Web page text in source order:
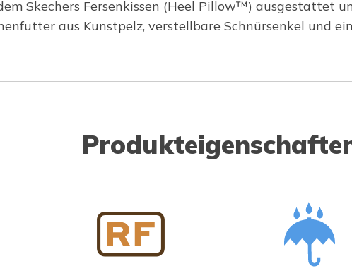
Skechers Fersenkissen (Heel Pillow™) ausgestattet
aus Kunstpelz, verstellbare Schnürsenkel und